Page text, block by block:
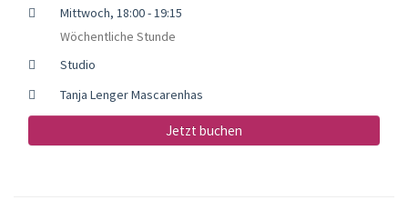
Mittwoch, 18:00 - 19:15
Wöchentliche Stunde
Studio
Tanja Lenger Mascarenhas
Jetzt buchen